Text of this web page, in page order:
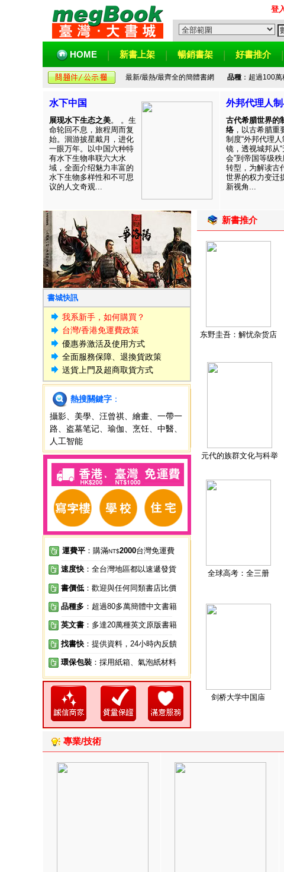
登
HOME 新書上架 暢銷書架 好書推介
最新/最熱/最齊全的簡體書網 品種：超過100萬
水下中国
展现水下生态之美。 。生
命轮回不息，旅程周而复
始。洄游披星戴月，进化
一眼万年。以中国六种特
有水下生物串联六大水
域，全面介绍魅力丰富的
水下生物多样性和不可思
议的人文奇观...
外邦代理人
古代希腊世界的
络 ，以古希腊重
制度“外邦代理人
镜，透视城邦从
会”到帝国等级
转型，为解读古
世界的权力变迁
新视角...
書城快訊
我系新手，如何購買？
台灣/香港免運費政策
優惠券激活及使用方式
全面服務保障、退換貨政策
送貨上門及超商取貨方式
熱搜關鍵字 ：
攝影
美學 汪曾祺 繪畫
一帶一
路
盗墓笔记 瑜伽 烹饪 中醫
人工智能
運費平 ：購滿NT$2000台灣免運費
速度快 ：全台灣地區都以速遞發貨
書價低 ：歡迎與任何同類書店比價
品種多 ：超過80多萬簡體中文書籍
英文書 ：多達20萬種英文原版書籍
找書快 ：提供資料，24小時內反饋
環保包裝 ：採用紙箱、氣泡紙材料
新書推介
东野圭吾：解忧杂货店
元代的族群文化与科举
全球高考：全三册
剑桥大学中国庙
專業/技術